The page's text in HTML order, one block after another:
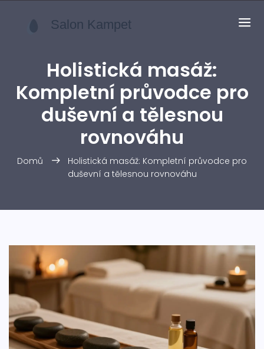
Holistická masáž:
Kompletní průvodce pro
duševní a tělesnou
rovnováhu
Domů
Holistická masáž: Kompletní průvodce pro
duševní a tělesnou rovnováhu